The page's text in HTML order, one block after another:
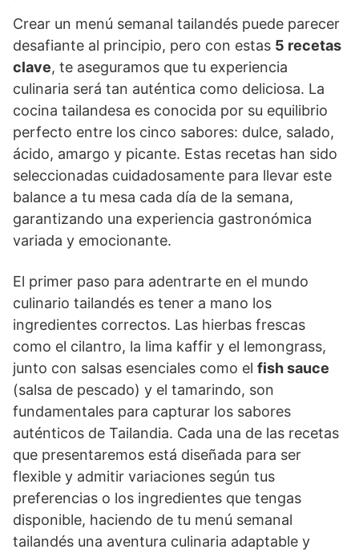
Crear un menú semanal tailandés puede parecer
desafiante al principio, pero con estas 5 recetas
clave, te aseguramos que tu experiencia
culinaria será tan auténtica como deliciosa. La
cocina tailandesa es conocida por su equilibrio
perfecto entre los cinco sabores: dulce, salado,
ácido, amargo y picante. Estas recetas han sido
seleccionadas cuidadosamente para llevar este
balance a tu mesa cada día de la semana,
garantizando una experiencia gastronómica
variada y emocionante.
El primer paso para adentrarte en el mundo
culinario tailandés es tener a mano los
ingredientes correctos. Las hierbas frescas
como el cilantro, la lima kaffir y el lemongrass,
junto con salsas esenciales como el fish sauce
(salsa de pescado) y el tamarindo, son
fundamentales para capturar los sabores
auténticos de Tailandia. Cada una de las recetas
que presentaremos está diseñada para ser
flexible y admitir variaciones según tus
preferencias o los ingredientes que tengas
disponible, haciendo de tu menú semanal
tailandés una aventura culinaria adaptable y